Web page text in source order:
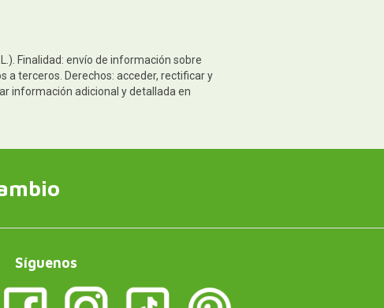
Finalidad: envío de información sobre
a terceros. Derechos: acceder, rectificar y
información adicional y detallada en
Síguenos